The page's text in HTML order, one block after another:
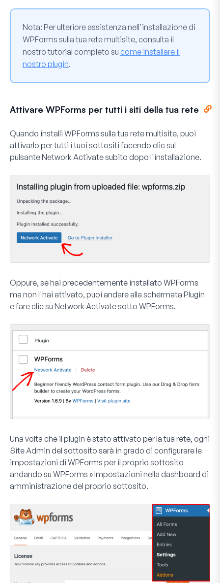
Nota: Per ulteriore assistenza nell'installazione di
WPForms sulla tua rete multisite, consulta il
nostro tutorial completo su come installare il
nostro plugin.
Attivare WPForms per tutti i siti della tua rete
Quando installi WPForms sulla tua rete multisite, puoi
attivarlo per tutti i tuoi sottositi facendo clic sul
pulsanteNetwork Activatesubito dopo l'installazione.
Oppure, se hai precedentemente installato WPForms
ma non l'hai attivato, puoi andare alla schermata Plugin
e fare clic su Network Activatesotto WPForms.
Una volta che il plugin è stato attivato per la tua rete, ogni
Site Admin del sottosito sarà in grado di configurare le
impostazioni di WPForms per il proprio sottosito
andando su WPForms » Impostazioni nella dashboard di
amministrazione del proprio sottosito.